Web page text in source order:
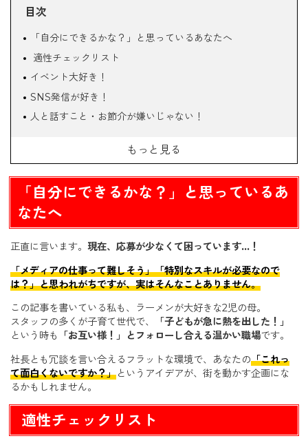
目次
「自分にできるかな？」と思っているあなたへ
適性チェックリスト
イベント大好き！
SNS発信が好き！
人と話すこと・お節介が嫌いじゃない！
あなたへのメッセージ
もっと見る
「自分にできるかな？」と思っているあ
なたへ
正直に言います。 現在、応募が少なくて困っています…！
「メディアの仕事って難しそう」「特別なスキルが必要なので
は？」と思われがちですが、実はそんなことありません。
この記事を書いている私も、ラーメンが大好きな2児の母。
スタッフの多くが子育て世代で、
「子どもが急に熱を出した！」
という時も
「お互い様！」とフォローし合える温かい職場です。
社長とも冗談を言い合えるフラットな環境で、あなたの「これっ
て面白くないですか？」というアイデアが、街を動かす企画にな
るかもしれません。
適性チェックリスト